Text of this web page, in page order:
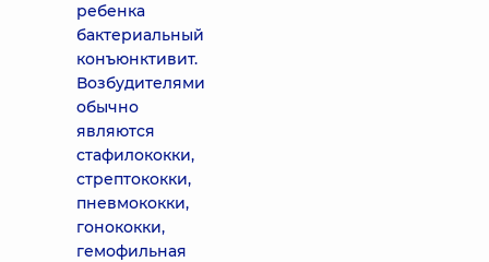
ребенка
бактериальный
конъюнктивит.
Возбудителями
обычно
являются
стафилококки,
стрептококки,
пневмококки,
гонококки,
гемофильная